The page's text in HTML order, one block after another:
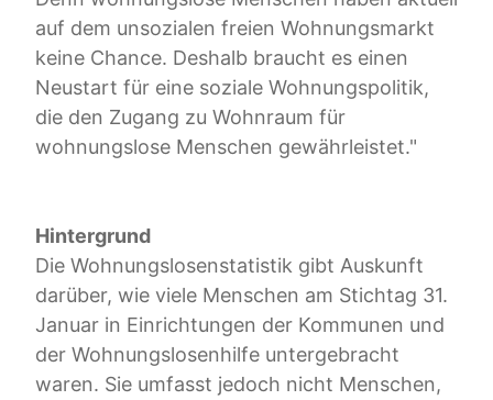
auf dem unsozialen freien Wohnungsmarkt
keine Chance. Deshalb braucht es einen
Neustart für eine soziale Wohnungspolitik,
die den Zugang zu Wohnraum für
wohnungslose Menschen gewährleistet."
Hintergrund
Die Wohnungslosenstatistik gibt Auskunft
darüber, wie viele Menschen am Stichtag 31.
Januar in Einrichtungen der Kommunen und
der Wohnungslosenhilfe untergebracht
waren. Sie umfasst jedoch nicht Menschen,